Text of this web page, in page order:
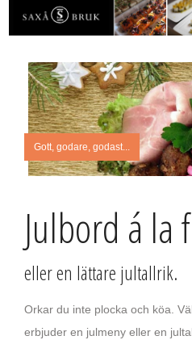
Gott, godare, godast...
Julbord á
eller en lättare jultallrik.
Orkar du inte plocka och köa.
erbjuder en julmeny eller en